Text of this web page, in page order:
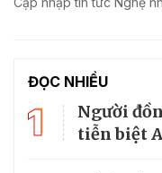
ĐỌC NHIỀU
1
Người
tiễn biệt